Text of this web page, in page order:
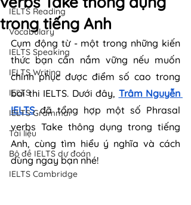
IELTS Reading
Vocabulary
IELTS Speaking
IELTS Writing
IELTS
IELTS Grammar
Tài liệu
Bộ đề IELTS dự đoán
IELTS Cambridge
trong tiếng Anh
Cụm động từ - một trong những kiến
thức bạn cần nắm vững nếu muốn
chinh phục được điểm số cao trong
bài thi IELTS. Dưới đây, Trâm Nguyễn
IELTS đã tổng hợp một số Phrasal
verbs Take thông dụng trong tiếng
Anh, cùng tìm hiểu ý nghĩa và cách
dùng ngay bạn nhé!